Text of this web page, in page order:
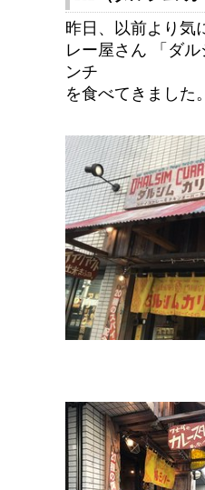
昨日、以前より気
レー屋さん 「ダ
ンチ
を食べてきました。